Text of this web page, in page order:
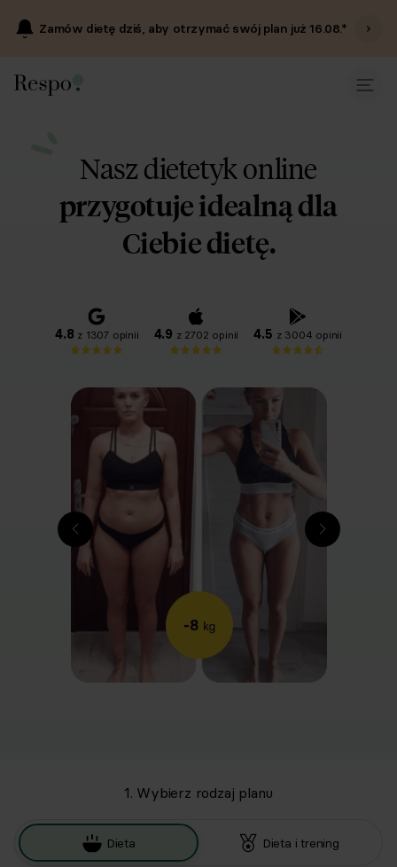
Zamów dietę dziś, aby otrzymać swój plan już16.08.*
Nasz dietetyk online
przygotuje idealną dla
Ciebie dietę.
4.8 z 1307 opinii 4.9 z 2702 opinii 4.5 z 3004 opinii
1. Wybierz rodzaj planu
Dieta i trening
Dieta